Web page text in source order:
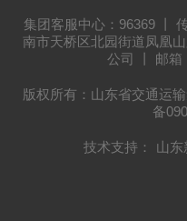
集团客服中心：96369 丨
南市天桥区北园街道凤凰
公司 丨 邮箱
版权所有：山东省交通运
备
技术支持： 山东